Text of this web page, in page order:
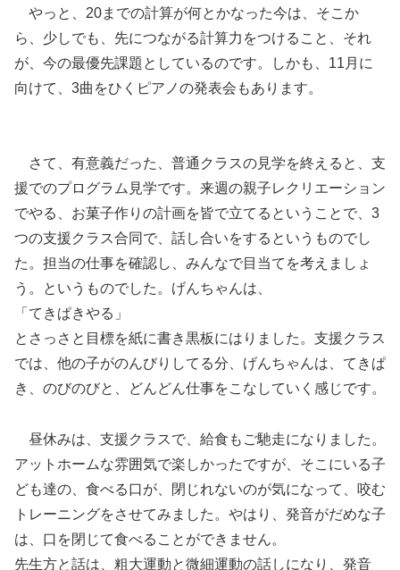
やっと、20までの計算が何とかなった今は、そこか
ら、少しでも、先につながる計算力をつけること、それ
が、今の最優先課題としているのです。しかも、11月に
向けて、3曲をひくピアノの発表会もあります。
さて、有意義だった、普通クラスの見学を終えると、支
援でのプログラム見学です。来週の親子レクリエーション
でやる、お菓子作りの計画を皆で立てるということで、3
つの支援クラス合同で、話し合いをするというものでし
た。担当の仕事を確認し、みんなで目当てを考えましょ
う。というものでした。げんちゃんは、
「てきぱきやる」
とさっさと目標を紙に書き黒板にはりました。支援クラス
では、他の子がのんびりしてる分、げんちゃんは、てきぱ
き、のびのびと、どんどん仕事をこなしていく感じです。
昼休みは、支援クラスで、給食もご馳走になりました。
アットホームな雰囲気で楽しかったですが、そこにいる子
ども達の、食べる口が、閉じれないのが気になって、咬む
トレーニングをさせてみました。やはり、発音がだめな子
は、口を閉じて食べることができません。
先生方と話は、粗大運動と微細運動の話しになり、発音